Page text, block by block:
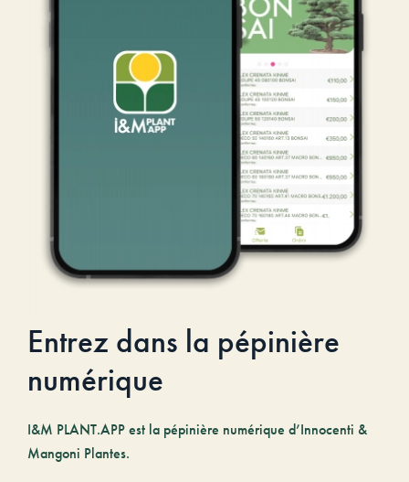
Entrez dans la pépinière
numérique
I&M PLANT.APP est la pépinière numérique d’Innocenti &
Mangoni Plantes.